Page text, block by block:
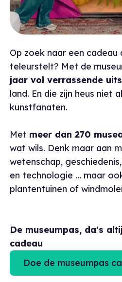
Op zoek naar een
teleurstelt? Met de
jaar vol verrassende
land. En die zijn heus niet
kunstfanaten.
Met meer dan 270
wat wils. Denk maar aan
wetenschap,
en technologie … maar
plantentuinen of
De museumpas, da's
cadeau
Doe de museumpas